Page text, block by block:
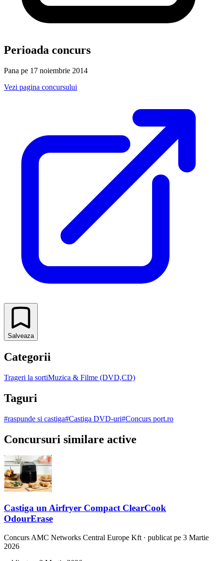
Perioada concurs
Pana pe 17 noiembrie 2014
Vezi pagina concursului
Salveaza
Categorii
Trageri la sortiMuzica & Filme (DVD,CD)
Taguri
#raspunde si castiga#Castiga DVD-uri#Concurs port.ro
Concursuri similare active
Castiga un Airfryer Compact ClearCook
OdourErase
Concurs AMC Networks Central Europe Kft · publicat pe 3 Martie
2026